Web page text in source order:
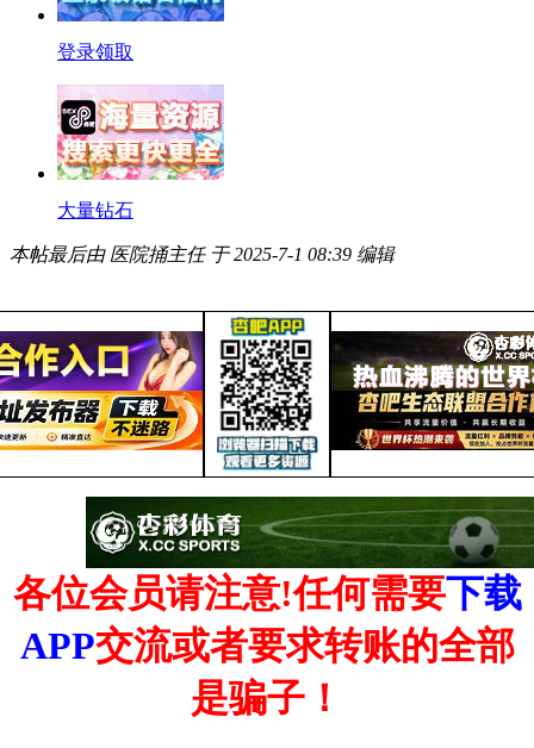
登录领取
大量钻石
本帖最后由 医院捅主任 于 2025-7-1 08:39 编辑
各位会员请注意!任何需要下载
APP交流或者要求转账的全部
是骗子！